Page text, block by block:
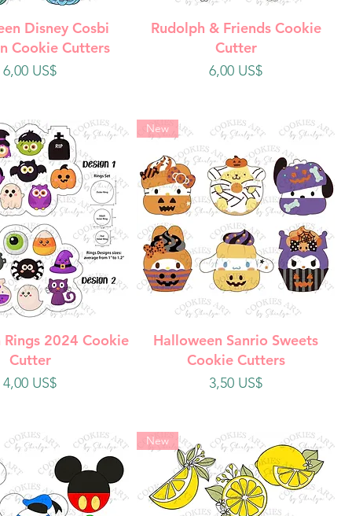
rápida
Disney Cosbi
Cookie Cutters
Precio
6,00 US$
Vista rápida
Rudolph & Friends Cookie
Cutter
Precio
6,00 US$
rápida
Rings 2024 Cookie
Cutter
Precio
4,00 US$
Vista rápida
New
Halloween Sanrio Sweets
Cookie Cutters
Precio
3,50 US$
New